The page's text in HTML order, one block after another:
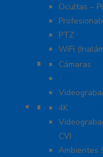
Ocultas –
PTZ
WiFi
Cámaras
Cámaras Y
4K
CVI
Ambientes